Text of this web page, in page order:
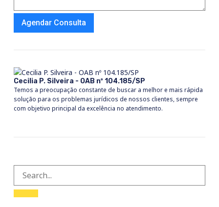
Agendar Consulta
Cecilia P. Silveira - OAB nº 104.185/SP
Temos a preocupação constante de buscar a melhor e mais rápida
solução para os problemas jurídicos de nossos clientes, sempre
com objetivo principal da excelência no atendimento.